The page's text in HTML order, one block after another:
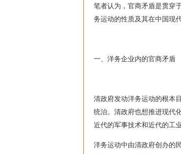
笔者认为，官商矛盾是贯穿
务运动的性质及其在中国现
一、洋务企业内的官商矛盾
清政府发动洋务运动的根本
统治。清政府也想推进现代
近代的军事技术和近代的工
洋务运动中由清政府创办的